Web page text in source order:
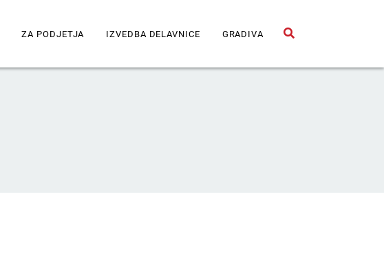
ZA PODJETJA IZVEDBA DELAVNICE GRADIVA